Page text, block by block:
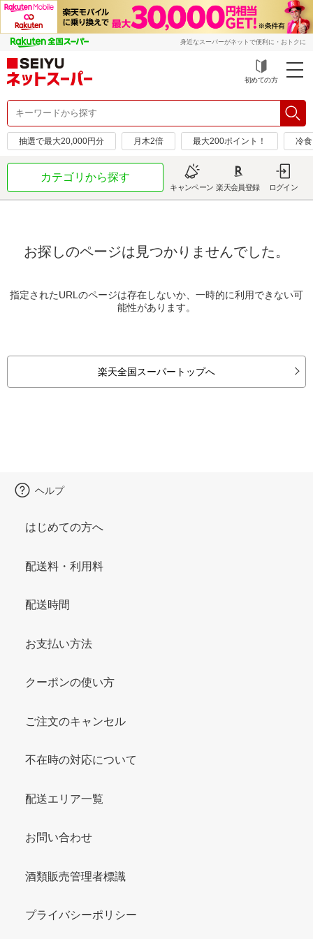
身近なスーパーがネットで便利に・おトクに
初めての方
抽選で最大20,000円分 月木2倍 最大200ポイント！ 冷
カテゴリから探す
キャンペーン 楽天会員登録 ログイン
お探しのページは見つかりませんでした。
指定されたURLのページは存在しないか、一時的に利用できない可
能性があります。
楽天全国スーパートップへ
ヘルプ
はじめての方へ
配送料・利用料
配送時間
お支払い方法
クーポンの使い方
ご注文のキャンセル
不在時の対応について
配送エリア一覧
お問い合わせ
酒類販売管理者標識
プライバシーポリシー